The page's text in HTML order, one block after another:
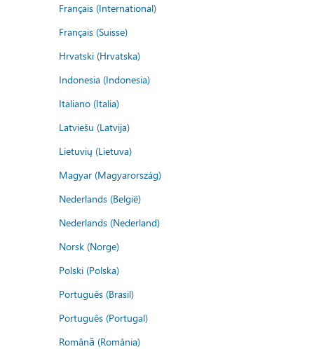
Français (International)
Français (Suisse)
Hrvatski (Hrvatska)
Indonesia (Indonesia)
Italiano (Italia)
Latviešu (Latvija)
Lietuvių (Lietuva)
Magyar (Magyarország)
Nederlands (België)
Nederlands (Nederland)
Norsk (Norge)
Polski (Polska)
Português (Brasil)
Português (Portugal)
Română (România)